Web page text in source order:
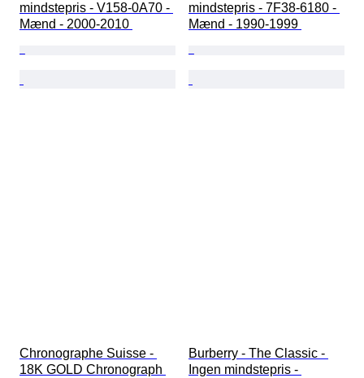
mindstepris - V158-0A70 -
Mænd - 2000-2010
mindstepris - 7F38-6180 -
Mænd - 1990-1999
Chronographe Suisse -
18K GOLD Chronograph
Burberry - The Classic -
Ingen mindstepris -